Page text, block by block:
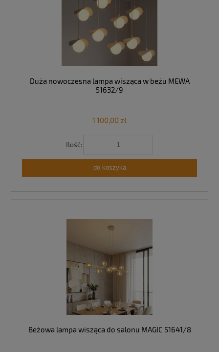
Duża nowoczesna lampa wisząca w beżu MEWA
51632/9
1 100,00 zł
Ilość:
do koszyka
Beżowa lampa wisząca do salonu MAGIC 51641/8